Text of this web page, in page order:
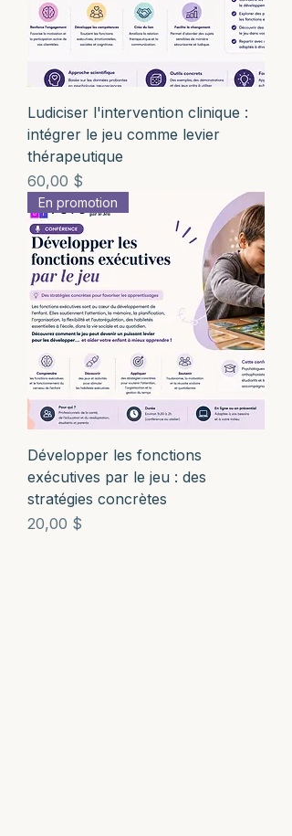
Ludiciser l'intervention clinique :
intégrer le jeu comme levier
thérapeutique
Prix
60,00 $
En promotion
Développer les fonctions
exécutives par le jeu : des
stratégies concrètes
Prix
20,00 $